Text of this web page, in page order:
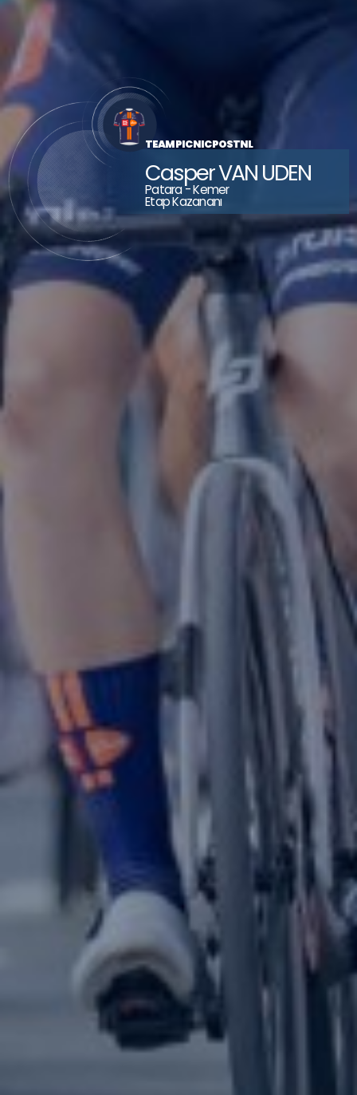
FLANDERS - BALOISE
FORT TEAM PICNIC POSTNL
Casper VAN UDEN
Patara - Kemer
Etap Kazananı
FLANDERS - BALOISE
FLANDERS - BALOISE